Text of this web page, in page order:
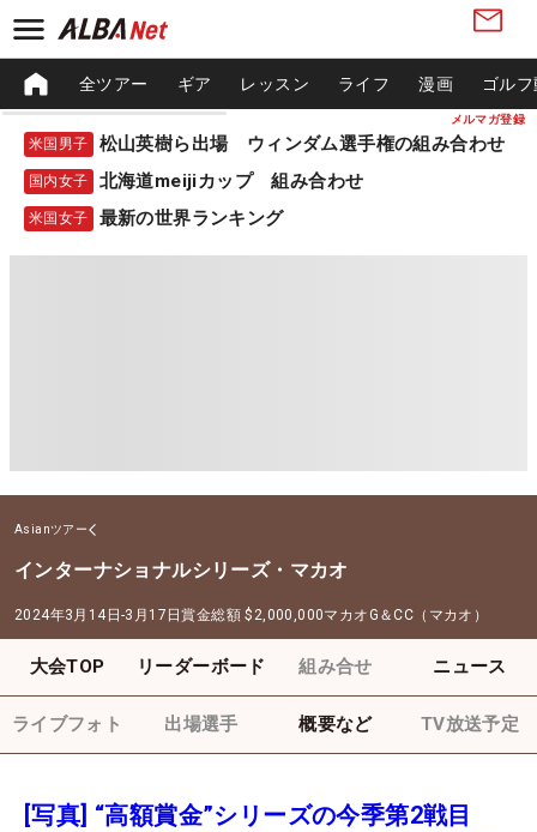
メルマガ登録
全ツアー ギア レッスン ライフ 漫画 ゴル
米国男子 松山英樹ら出場 ウィンダム選手権の組み合わせ
国内女子 北海道meijiカップ 組み合わせ
米国女子 最新の世界ランキング
Asianツアー
インターナショナルシリーズ・マカオ
2024年3月14日-3月17日賞金総額 $2,000,000マカオG＆CC（マカオ）
大会TOP リーダーボード 組み合せ ニュース
ライブフォト 出場選手 概要など TV放送予定
[写真] “高額賞金”シリーズの今季第2戦目